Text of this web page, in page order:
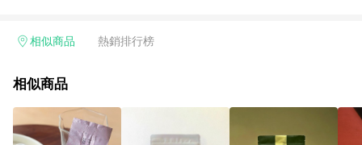
傳遞，為品味人生的每一刻增添非凡意義。
相似商品 熱銷排行榜
相似商品